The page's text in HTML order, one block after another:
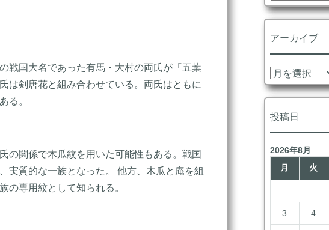
戦国大名であった有馬・大村の両氏が「五葉
は剣唐花と組み合わせている。両氏はともに
る。
の関係で木瓜紋を用いた可能性もある。戦国
実質的な一族となった。 他方、木瓜と庵を組
の専用紋として知られる。
テ
ゴ
ー
アーカイブ
ア
ー
カ
ブ
投稿日
2026年8月
月
火
3 4